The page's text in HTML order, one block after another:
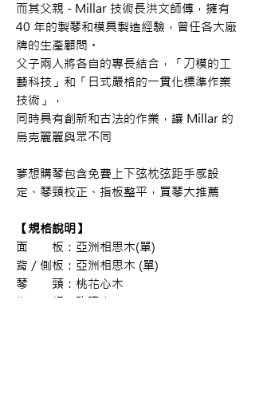
而其父親 - Millar 技術長洪文師傅，擁有
40 年的製琴和模具製造經驗，曾任各大廠
牌的生產顧問。
父子兩人將各自的專長結合，「刀模的工
藝科技」和「日式嚴格的一貫化標準作業
技術」，
同時具有創新和古法的作業，讓 Millar 的
烏克麗麗與眾不同
夢想購琴包含免費上下弦枕弦距手感設
定、琴頸校正、指板整平，買琴大推薦
【規格說明】
面 板：亞洲相思木(單)
背／側板：亞洲相思木 (單)
琴 頸：桃花心木
指 板：玫瑰木